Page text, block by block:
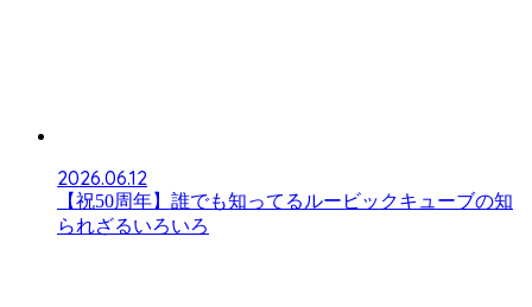
2026.06.12
【祝50周年】誰でも知ってるルービックキューブの知
られざるいろいろ